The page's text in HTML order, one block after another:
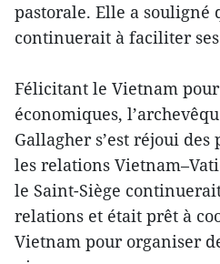
pastorale. Elle a souligné
continuerait à faciliter
Félicitant le Vietnam
économiques,
Gallagher s’est réjoui
les relations
le Saint-Siège
relations et était prêt à
Vietnam pour organiser